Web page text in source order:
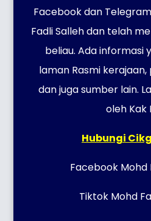
Facebook dan
Fadli Salleh dan telah
beliau. Ada informasi
laman Rasmi
dan juga sumber lain.
oleh Kak
Hubungi
Facebook Mohd
Tiktok Mohd